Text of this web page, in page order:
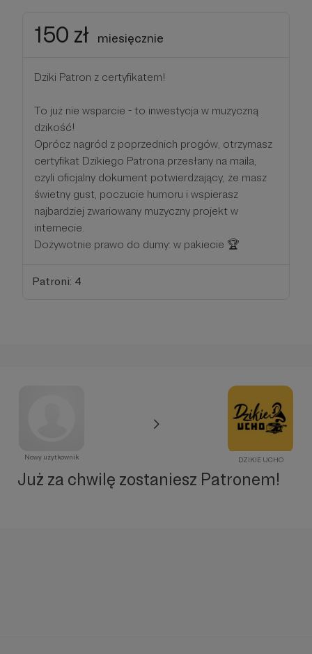
150 zł miesięcznie
Dziki Patron z certyfikatem!
To już nie wsparcie - to inwestycja w muzyczną
dzikość!
Oprócz nagród z poprzednich progów, otrzymasz
certyfikat Dzikiego Patrona przesłany na maila,
czyli oficjalny dokument potwierdzający, że masz
świetny gust, poczucie humoru i wspierasz
najbardziej zwariowany muzyczny projekt w
internecie.
Dożywotnie prawo do dumy: w pakiecie 🏆
Patroni: 4
Nowy użytkownik DZIKIE UCHO
Już za chwilę zostaniesz Patronem!